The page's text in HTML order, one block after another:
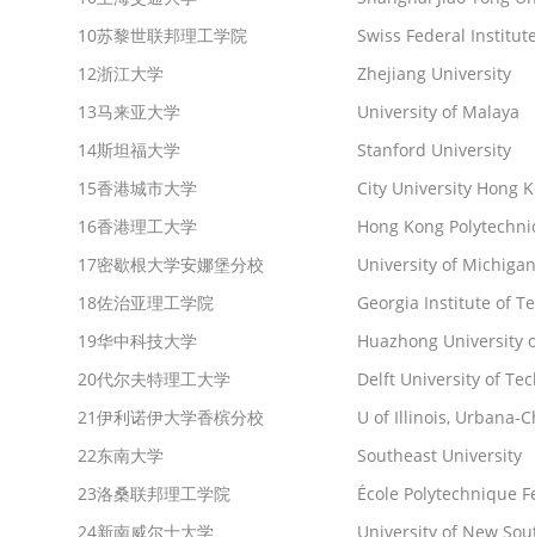
10苏黎世联邦理工学院
Swiss Federal
12浙江大学
Zhejiang University
13马来亚大学
University of Malaya
14斯坦福大学
Stanford University
15香港城市大学
City University Hong
16香港理工大学
Hong Kong
17密歇根大学安娜堡分校
University of
18佐治亚理工学院
Georgia Institute of
19华中科技大学
Huazhong University
20代尔夫特理工大学
Delft University of
21伊利诺伊大学香槟分校
U of Illinois, Urbana-
22东南大学
Southeast University
23洛桑联邦理工学院
École Polytechnique
24新南威尔士大学
University of New